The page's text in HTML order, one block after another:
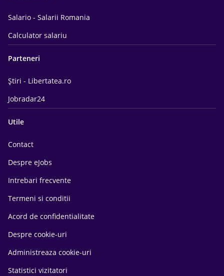
Salario - Salarii Romania
Calculator salariu
Parteneri
Știri - Libertatea.ro
Jobradar24
Utile
Contact
Despre eJobs
Intrebari frecvente
Termeni si conditii
Acord de confidentialitate
Despre cookie-uri
Administreaza cookie-uri
Statistici vizitatori